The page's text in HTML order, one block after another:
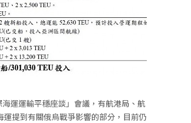
運運輸平穩座談」會議，有航港局、航
提到有關俄烏戰爭影響的部分，目前仍